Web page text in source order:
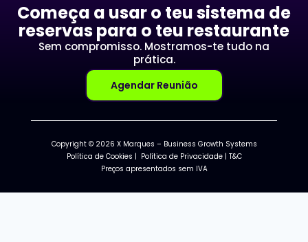
Começa a usar o teu sistema de
reservas para o teu restaurante
Sem compromisso. Mostramos-te tudo na
prática.
Agendar Reunião
Copyright © 2026 X Marques – Business Growth Systems
Política de Cookies | Política de Privacidade| T&C
Preços apresentados sem IVA